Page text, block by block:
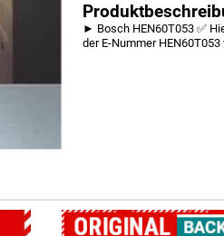
► Bosch HEN60T053 ✅
der E-Nummer HEN60T053